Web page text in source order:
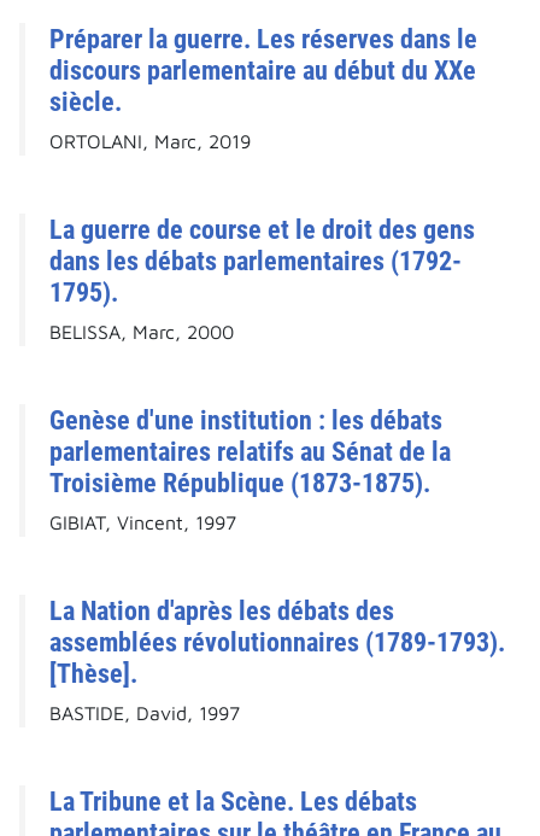
Préparer la guerre. Les réserves dans le
discours parlementaire au début du XXe
siècle.
ORTOLANI, Marc, 2019
La guerre de course et le droit des gens
dans les débats parlementaires (1792-
1795).
BELISSA, Marc, 2000
Genèse d'une institution : les débats
parlementaires relatifs au Sénat de la
Troisième République (1873-1875).
GIBIAT, Vincent, 1997
La Nation d'après les débats des
assemblées révolutionnaires (1789-1793).
[Thèse].
BASTIDE, David, 1997
La Tribune et la Scène. Les débats